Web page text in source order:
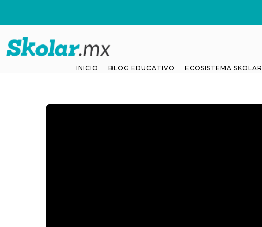
INICIO BLOG EDUCATIVO ECOSISTEMA SKOLAR